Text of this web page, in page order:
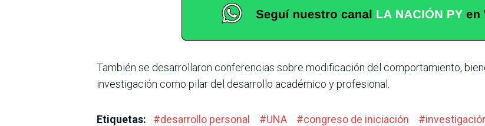
También se desarrollaron conferencias sobre modifi­cación del comportamiento,
investigación como pilar del desarrollo académico y profesional.
Etiquetas: #desarrollo personal #UNA #congreso de iniciación #